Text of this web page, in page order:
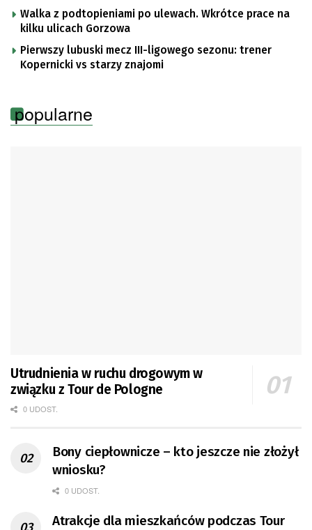
Walka z podtopieniami po ulewach. Wkrótce prace na
kilku ulicach Gorzowa
Pierwszy lubuski mecz III-ligowego sezonu: trener
Kopernicki vs starzy znajomi
popularne
Utrudnienia w ruchu drogowym w
związku z Tour de Pologne
0 UDOST.
Bony ciepłownicze – kto jeszcze nie złożył
wniosku?
0 UDOST.
Atrakcje dla mieszkańców podczas Tour